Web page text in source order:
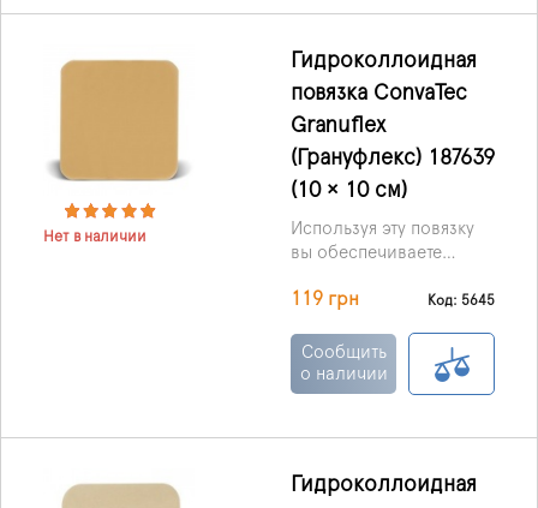
способностью.
Нет в наличии
Гидроколлоидная
повязка ConvaTec
Granuflex
(Грануфлекс) 187639
(10 × 10 см)
Используя эту повязку
вы обеспечиваете
раневой поверхности,
процессы заживления,
и тем самым
способствуя
119 грн Код: 5645
Сообщить
о наличии
Гидроколлоидная